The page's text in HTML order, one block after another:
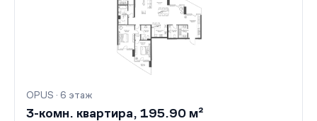
OPUS · 6 этаж
3-комн. квартира, 195.90 м²